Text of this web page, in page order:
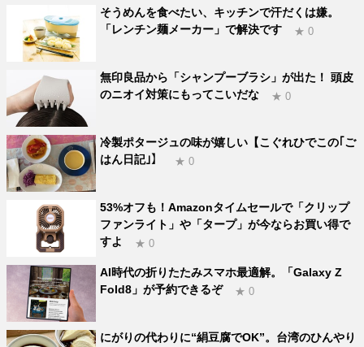
そうめんを食べたい、キッチンで汗だくは嫌。
「レンチン麺メーカー」で解決です
★ 0
無印良品から「シャンプーブラシ」が出た！ 頭皮
のニオイ対策にもってこいだな
★ 0
冷製ポタージュの味が嬉しい【こぐれひでこの｢ご
はん日記｣】
★ 0
53%オフも！Amazonタイムセールで「クリップ
ファンライト」や「タープ」が今ならお買い得で
すよ
★ 0
AI時代の折りたたみスマホ最適解。「Galaxy Z
Fold8」が予約できるぞ
★ 0
にがりの代わりに“絹豆腐でOK”。台湾のひんやり